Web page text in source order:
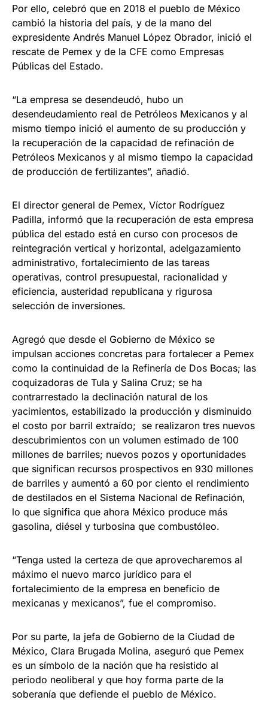
Por ello, celebró que en 2018 el pueblo de México
cambió la historia del país, y de la mano del
expresidente Andrés Manuel López Obrador, inició el
rescate de Pemex y de la CFE como Empresas
Públicas del Estado.
“La empresa se desendeudó, hubo un
desendeudamiento real de Petróleos Mexicanos y al
mismo tiempo inició el aumento de su producción y
la recuperación de la capacidad de refinación de
Petróleos Mexicanos y al mismo tiempo la capacidad
de producción de fertilizantes”, añadió.
El director general de Pemex, Víctor Rodríguez
Padilla, informó que la recuperación de esta empresa
pública del estado está en curso con procesos de
reintegración vertical y horizontal, adelgazamiento
administrativo, fortalecimiento de las tareas
operativas, control presupuestal, racionalidad y
eficiencia, austeridad republicana y rigurosa
selección de inversiones.
Agregó que desde el Gobierno de México se
impulsan acciones concretas para fortalecer a Pemex
como la continuidad de la Refinería de Dos Bocas; las
coquizadoras de Tula y Salina Cruz; se ha
contrarrestado la declinación natural de los
yacimientos, estabilizado la producción y disminuido
el costo por barril extraído; se realizaron tres nuevos
descubrimientos con un volumen estimado de 100
millones de barriles; nuevos pozos y oportunidades
que significan recursos prospectivos en 930 millones
de barriles y aumentó a 60 por ciento el rendimiento
de destilados en el Sistema Nacional de Refinación,
lo que significa que ahora México produce más
gasolina, diésel y turbosina que combustóleo.
“Tenga usted la certeza de que aprovecharemos al
máximo el nuevo marco jurídico para el
fortalecimiento de la empresa en beneficio de
mexicanas y mexicanos”, fue el compromiso.
Por su parte, la jefa de Gobierno de la Ciudad de
México, Clara Brugada Molina, aseguró que Pemex
es un símbolo de la nación que ha resistido al
periodo neoliberal y que hoy forma parte de la
soberanía que defiende el pueblo de México.